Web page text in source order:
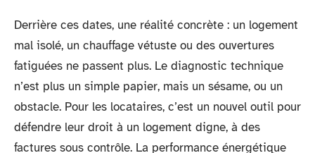
Derrière ces dates, une réalité concrète : un logement
mal isolé, un chauffage vétuste ou des ouvertures
fatiguées ne passent plus. Le diagnostic technique
n’est plus un simple papier, mais un sésame, ou un
obstacle. Pour les locataires, c’est un nouvel outil pour
défendre leur droit à un logement digne, à des
factures sous contrôle. La performance énergétique